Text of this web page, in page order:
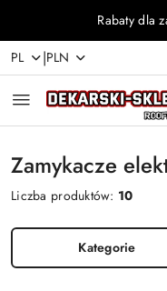
Przejdź do treści
Przejdź do
Przejdź do moje
Przejdź do menu
Przejdź do stopki
Rabaty dla
PL |PLN
Zamykacze
Liczba produktów: 10
Kategorie